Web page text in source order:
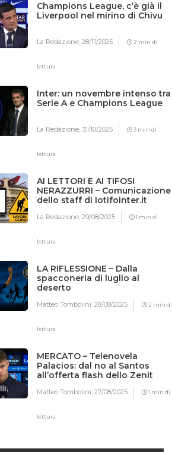
Champions League, c’è già il
Liverpool nel mirino di Chivu
La Redazione,28/11/2025 2 min di
lettura
Inter: un novembre intenso tra
Serie A e Champions League
La Redazione,31/10/2025 3 min di
lettura
AI LETTORI E AI TIFOSI
NERAZZURRI – Comunicazione
dello staff di Iotifointer.it
La Redazione,29/08/2025 1 min di
lettura
LA RIFLESSIONE – Dalla
spacconeria di luglio al
deserto
Matteo Tombolini,28/08/2025 2 min di
lettura
MERCATO – Telenovela
Palacios: dal no al Santos
all’offerta flash dello Zenit
Matteo Tombolini,27/08/2025 1 min di
lettura